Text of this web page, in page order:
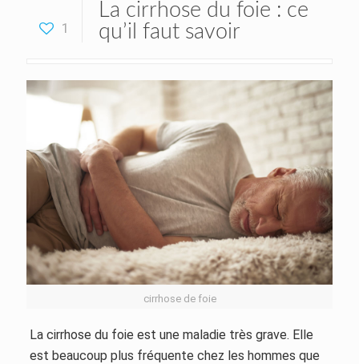
1
La cirrhose du foie : ce
qu’il faut savoir
cirrhose de foie
La cirrhose du foie est une maladie très grave. Elle
est beaucoup plus fréquente chez les hommes que